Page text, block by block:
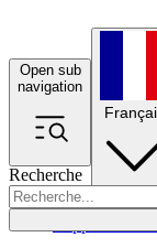
Open sub
navigation
Recherche